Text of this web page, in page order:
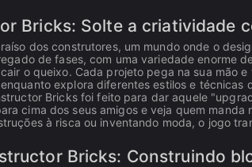
Bricks: Solte a criatividade
dos construtores, um mundo onde o
de fases, com uma variedade enorme
o queixo. Cada projeto pega na sua mão
explora diferentes estilos e técnicas
Bricks foi feito para dar aquele
cima dos seus amigos e veja quem
à risca ou inventando moda, o jogo
Bricks: Construindo